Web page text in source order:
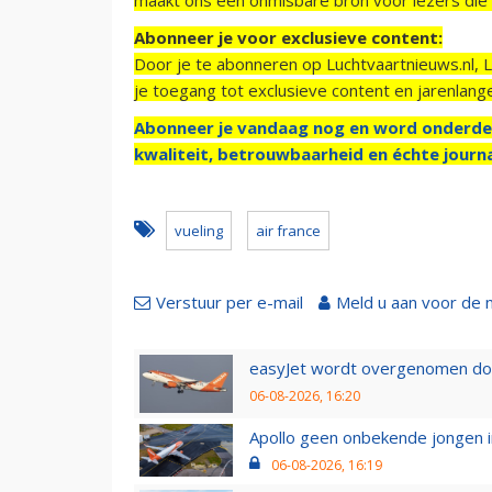
Abonneer je voor exclusieve content:
Door je te abonneren op Luchtvaartnieuws.nl,
je toegang tot exclusieve content en
Abonneer je vandaag nog en word
kwaliteit, betrouwbaarheid en échte
vueling air france
Verstuur per e-mail Meld u aan voor de
easyJet wordt overgenomen
06-08-2026, 16:20
Apollo geen onbekende jongen
06-08-2026, 16:19